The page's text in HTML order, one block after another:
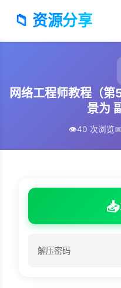
📁 资源分享
网络工程师教程（
景为
👁️40 次浏览📅
📥
解压密码